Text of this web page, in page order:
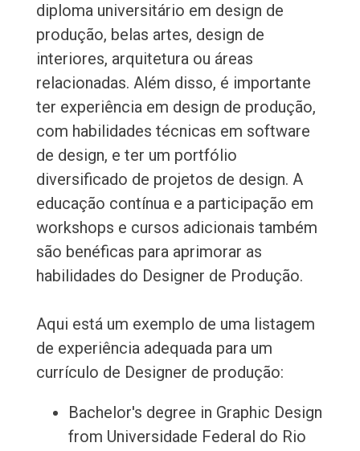
diploma universitário em design de
produção, belas artes, design de
interiores, arquitetura ou áreas
relacionadas. Além disso, é importante
ter experiência em design de produção,
com habilidades técnicas em software
de design, e ter um portfólio
diversificado de projetos de design. A
educação contínua e a participação em
workshops e cursos adicionais também
são benéficas para aprimorar as
habilidades do Designer de Produção.
Aqui está um exemplo de uma listagem
de experiência adequada para um
currículo de Designer de produção:
Bachelor's degree in Graphic Design
from Universidade Federal do Rio